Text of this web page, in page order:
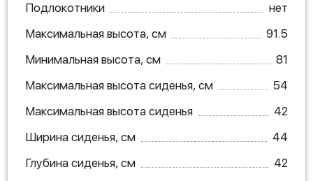
Подлокотники
нет
Максимальная высота, см
91.5
Минимальная высота, см
81
Максимальная высота сиденья, см
54
Максимальная высота сиденья
42
Ширина сиденья, см
44
Глубина сиденья, см
42